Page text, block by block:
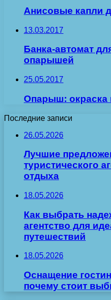
Анисовые капли
13.03.2017
Банка-автомат
опарышей
25.05.2017
Опарыш: окраска
Последние записи
26.05.2026
Лучшие
туристического
отдыха
18.05.2026
Как выбрать
агентство для
путешествий
18.05.2026
Оснащение
почему стоит